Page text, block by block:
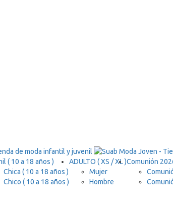
( 10 a 18 años )
Chica ( 10 a 18 años )
Chico ( 10 a 18 años )
ADULTO ( XS / XL )
Mujer
Hombre
Comunión